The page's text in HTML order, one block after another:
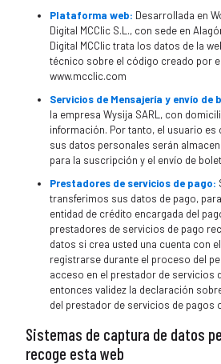
Plataforma web: Desarrollada en
Digital MCClic S.L., con sede en
Digital MCClic trata los datos de la
técnico sobre el código creado por
www.mcclic.com
Servicios de Mensajería y envío de
la empresa Wysija SARL, con
información. Por tanto, el usuario es
sus datos personales serán
para la suscripción y el envío de
Prestadores de servicios de pago:
transferimos sus datos de pago,
entidad de crédito encargada del
prestadores de servicios de pago
datos si crea usted una cuenta con
registrarse durante el proceso del
acceso en el prestador de servicios
entonces validez la declaración
del prestador de servicios de pagos
Sistemas de captura de datos
recoge esta web